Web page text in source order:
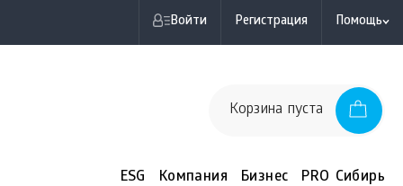
Войти Регистрация Помощь
Корзина пуста
ESG Компания Бизнес PRO Сибирь